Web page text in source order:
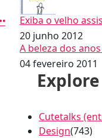
Exiba o velho
20 junho 2012
A beleza dos
04 fevereiro 2011
Cutetalks
Design(743)